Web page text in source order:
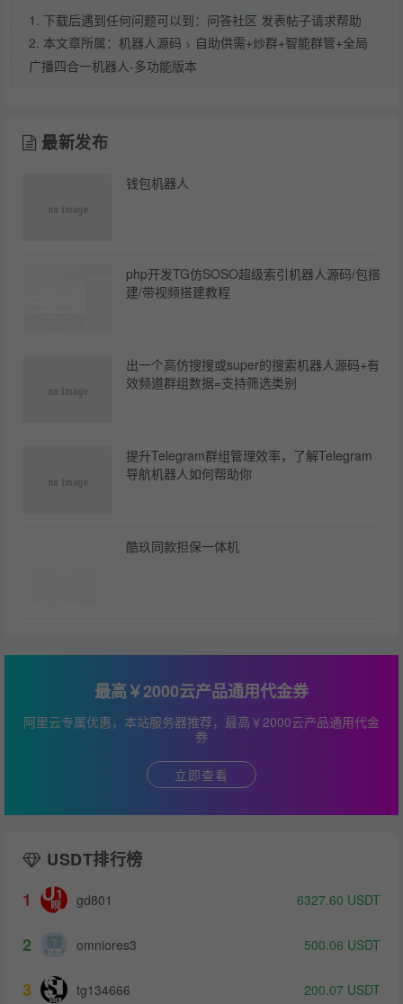
1. 下载后遇到任何问题可以到：问答社区 发表帖子请求帮助
2. 本文章所属： 机器人源码 > 自助供需+炒群+智能群管+全局
广播四合一机器人-多功能版本
最新发布
钱包机器人
php开发TG仿SOSO超级索引机器人源码/包搭
建/带视频搭建教程
出一个高仿搜搜或super的搜索机器人源码+有
效频道群组数据=支持筛选类别
提升Telegram群组管理效率，了解Telegram
导航机器人如何帮助你
酷玖同款担保一体机
最高￥2000云产品通用代金券
阿里云专属优惠，本站服务器推荐，最高￥2000云产品通用代金
券
立即查看
USDT排行榜
1
gd801 6327.60 USDT
2 omniores3 500.06 USDT
3 tg134666 200.07 USDT